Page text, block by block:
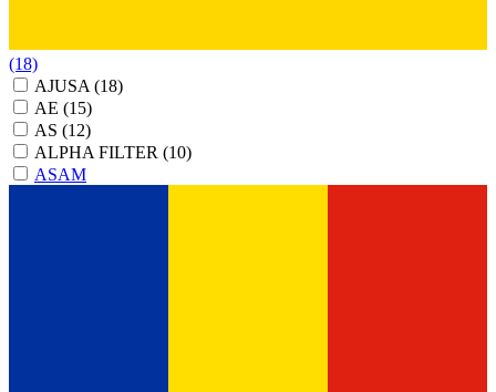
(18)
AJUSA (18)
AE (15)
AS (12)
ALPHA FILTER (10)
ASAM